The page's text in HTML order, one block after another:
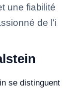
une fiabilité
de l'i
se distinguent